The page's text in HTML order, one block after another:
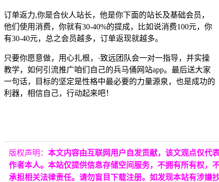
订单返力,你是合伙人站长，他是你下面的站长及基础会员，
他们使用消费，你就有30-40%的提成，比如说消费100元，你
有30-40元，总之会员越多，订单返现就越多。
只要你愿意做，用心扎根，·致远团队会一对一指导，并实操
教学，如何引流推广咱们自己的兵马俑网站app。最后送大家
一句话，目标的坚定是性格中最必要的力量源泉，也是成功的
利器，相信自己，行动起来吧！
版权声明： 本文内容由互联网用户自发贡献，该文观点仅代
作者本人。本站仅提供信息存储空间服务，不拥有所有权，
承担相关法律责任。请勿盲目下载注册。如发现本站有涉嫌